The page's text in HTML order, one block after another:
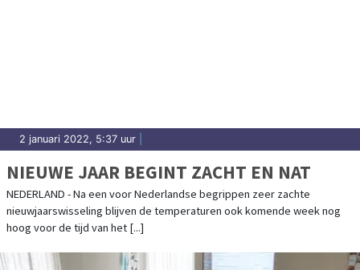
2 januari 2022, 5:37 uur
NIEUWE JAAR BEGINT ZACHT EN NAT
NEDERLAND - Na een voor Nederlandse begrippen zeer zachte
nieuwjaarswisseling blijven de temperaturen ook komende week nog
hoog voor de tijd van het [...]